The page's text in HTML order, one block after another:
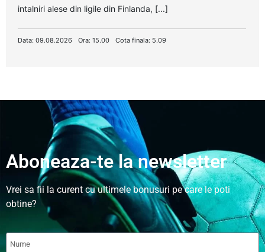
intalniri alese din ligile din Finlanda, [...]
Data: 09.08.2026 Ora: 15.00 Cota finala: 5.09
Aboneaza-te la newsletter
Vrei sa fii la curent cu ultimele bonusuri pe care le poti
obtine?